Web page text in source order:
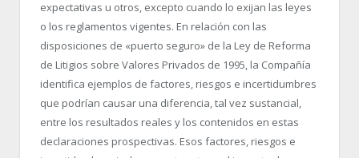
expectativas u otros, excepto cuando lo exijan las leyes
o los reglamentos vigentes. En relación con las
disposiciones de «puerto seguro» de la Ley de Reforma
de Litigios sobre Valores Privados de 1995, la Compañía
identifica ejemplos de factores, riesgos e incertidumbres
que podrían causar una diferencia, tal vez sustancial,
entre los resultados reales y los contenidos en estas
declaraciones prospectivas. Esos factores, riesgos e